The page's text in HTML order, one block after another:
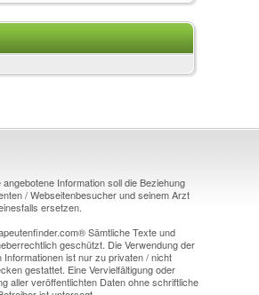
Information soll die Beziehung
/ Webseitenbesucher und seinem Arzt
ersetzen.
Sämtliche Texte und
geschützt. Die Verwendung der
Informationen ist nur zu privaten / nicht
gestattet. Eine Vervielfältigung oder
aller veröffentlichten Daten ohne schriftliche